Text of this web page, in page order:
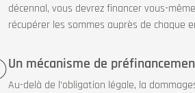
décennal, vous devrez financer vous-
récupérer les sommes auprès de chaque
Un mécanisme de
Au-delà de l’obligation légale, la